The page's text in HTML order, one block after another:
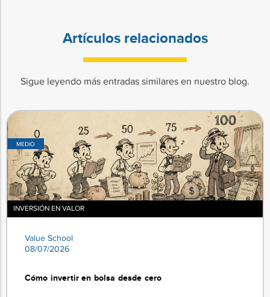
Artículos relacionados
Sigue leyendo más entradas similares en nuestro blog.
MEDIO
INVERSIÓN EN VALOR
Value School
08/07/2026
Cómo invertir en bolsa desde cero